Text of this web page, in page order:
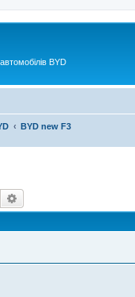
BYD
BYD new F3
Пошук